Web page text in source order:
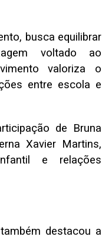
busca equilibrar
voltado ao
valoriza o
entre escola e
de Bruna
Xavier Martins,
e relações
destacou a